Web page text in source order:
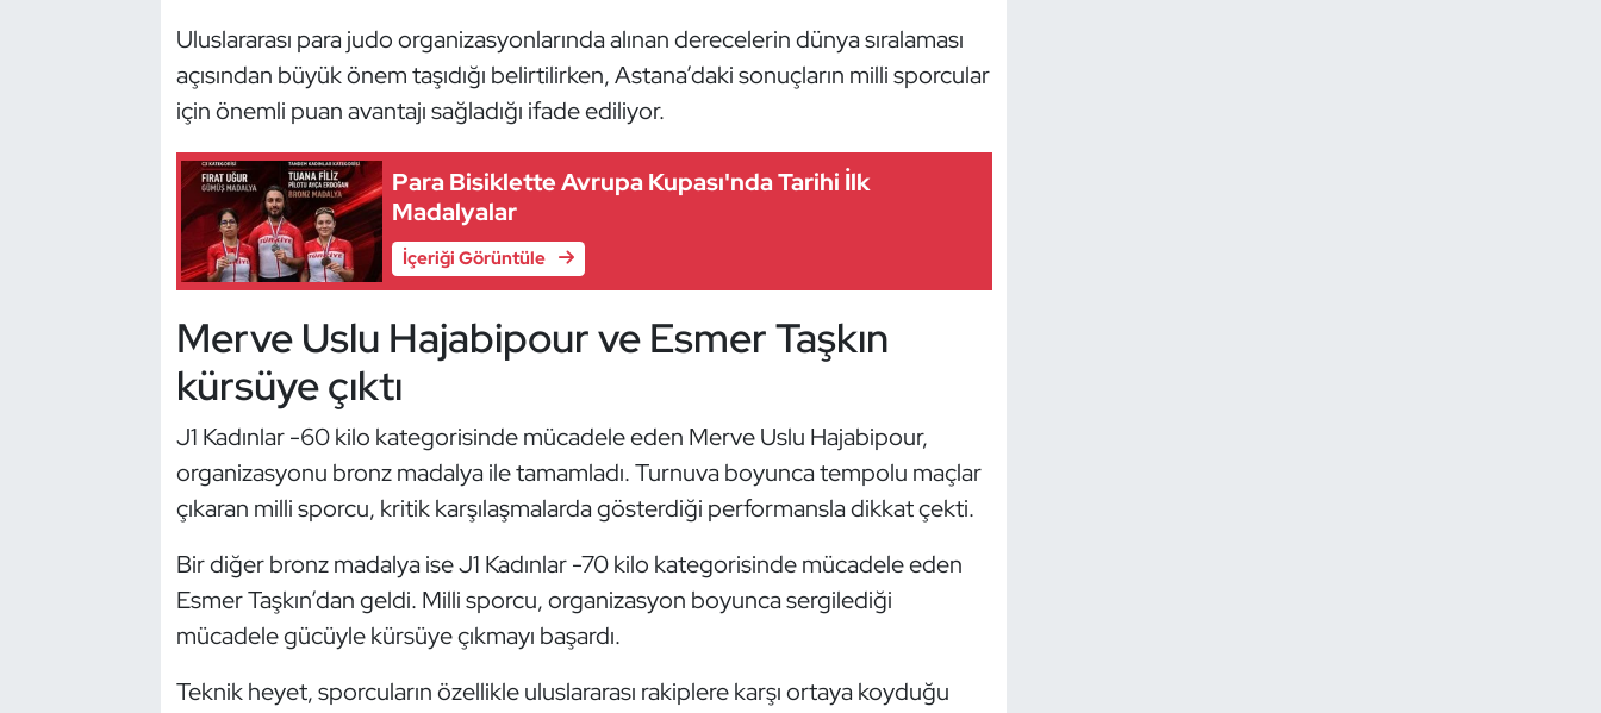
Uluslararası para judo organizasyonlarında alınan derecelerin dünya sıralaması
açısından büyük önem taşıdığı belirtilirken, Astana’daki sonuçların milli sporcular
için önemli puan avantajı sağladığı ifade ediliyor.
Para Bisiklette Avrupa Kupası'nda Tarihi İlk
Madalyalar
İçeriği Görüntüle
Merve Uslu Hajabipour ve Esmer Taşkın
kürsüye çıktı
J1 Kadınlar -60 kilo kategorisinde mücadele eden Merve Uslu Hajabipour,
organizasyonu bronz madalya ile tamamladı. Turnuva boyunca tempolu maçlar
çıkaran milli sporcu, kritik karşılaşmalarda gösterdiği performansla dikkat çekti.
Bir diğer bronz madalya ise J1 Kadınlar -70 kilo kategorisinde mücadele eden
Esmer Taşkın’dan geldi. Milli sporcu, organizasyon boyunca sergilediği
mücadele gücüyle kürsüye çıkmayı başardı.
Teknik heyet, sporcuların özellikle uluslararası rakiplere karşı ortaya koyduğu
Modern Pentatlon
Motor Sporları